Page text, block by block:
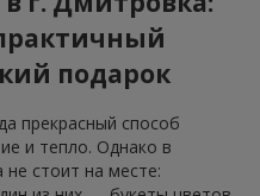
подарок
прекрасный способ
и тепло. Однако в
стоит на месте: